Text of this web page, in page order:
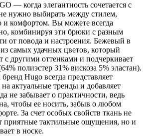
— когда элегантность сочетается с
нужно выбирать между стилем,
и комфортом. Вы можете всегда
комбинируя эти брюки с разным
от повода и настроения. Бежевый в
самых удачных цветов, который
с другими оттенками и подчеркивает
полиэстер 31% вискоза 5% эластан).
Hugo всегда представляет
актуальные тренды и добавляет
не забывает о практичности, ведь
чтобы ее носить, забыв о любом
За счет особых свойств ткань не
приятные тактильные ощущения, но и
в носке.